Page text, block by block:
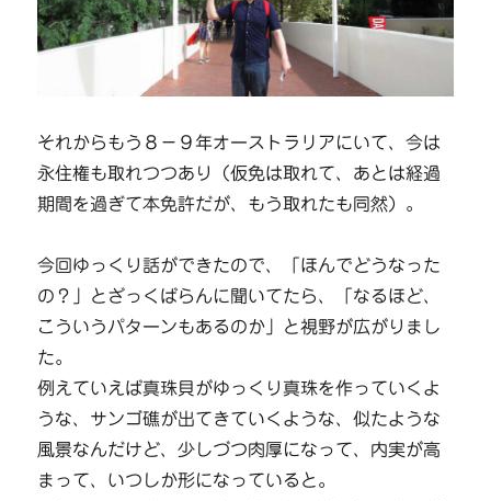
それからもう８－９年オーストラリアにいて、今は
永住権も取れつつあり（仮免は取れて、あとは経過
期間を過ぎて本免許だが、もう取れたも同然）。
今回ゆっくり話ができたので、「ほんでどうなった
の？」とざっくばらんに聞いてたら、「なるほど、
こういうパターンもあるのか」と視野が広がりまし
た。
例えていえば真珠貝がゆっくり真珠を作っていくよ
うな、サンゴ礁が出てきていくような、似たような
風景なんだけど、少しづつ肉厚になって、内実が高
まって、いつしか形になっていると。